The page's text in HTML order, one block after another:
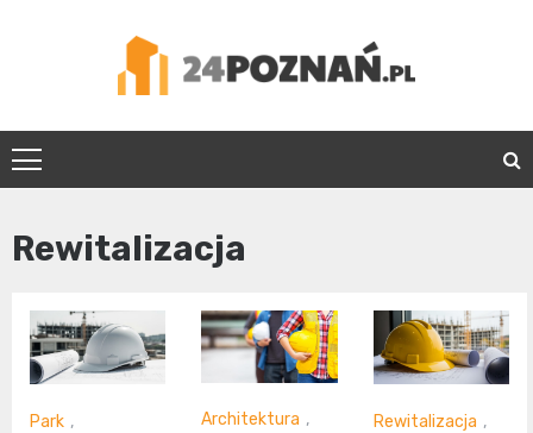
24Poznań.pl
Rewitalizacja
Park ,
Architektura ,
Rewitalizacja ,